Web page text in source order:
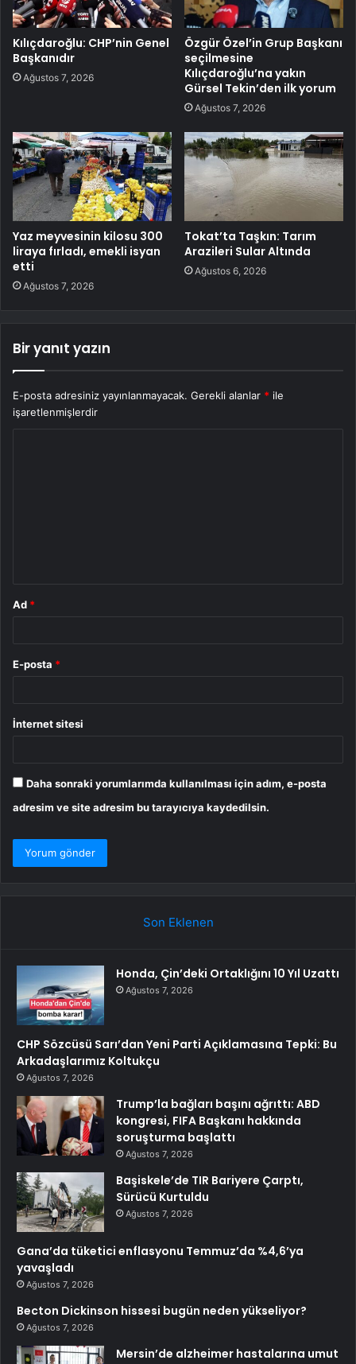
Kılıçdaroğlu: CHP’nin Genel
Başkanıdır
Ağustos 7, 2026
Özgür Özel’in Grup Başkanı
seçilmesine
Kılıçdaroğlu’na yakın
Gürsel Tekin’den ilk yorum
Ağustos 7, 2026
Yaz meyvesinin kilosu 300
liraya fırladı, emekli isyan
etti
Ağustos 7, 2026
Tokat’ta Taşkın: Tarım
Arazileri Sular Altında
Ağustos 6, 2026
Bir yanıt yazın
E-posta adresiniz yayınlanmayacak. Gerekli alanlar * ile
işaretlenmişlerdir
Ad *
E-posta *
İnternet sitesi
Daha sonraki yorumlarımda kullanılması için adım, e-posta
adresim ve site adresim bu tarayıcıya kaydedilsin.
Son Eklenen
Honda, Çin’deki Ortaklığını 10 Yıl Uzattı
Ağustos 7, 2026
CHP Sözcüsü Sarı’dan Yeni Parti Açıklamasına Tepki: Bu
Arkadaşlarımız Koltukçu
Ağustos 7, 2026
Trump’la bağları başını ağrıttı: ABD
kongresi, FIFA Başkanı hakkında
soruşturma başlattı
Ağustos 7, 2026
Başiskele’de TIR Bariyere Çarptı,
Sürücü Kurtuldu
Ağustos 7, 2026
Gana’da tüketici enflasyonu Temmuz’da %4,6’ya
yavaşladı
Ağustos 7, 2026
Becton Dickinson hissesi bugün neden yükseliyor?
Ağustos 7, 2026
Mersin’de alzheimer hastalarına umut